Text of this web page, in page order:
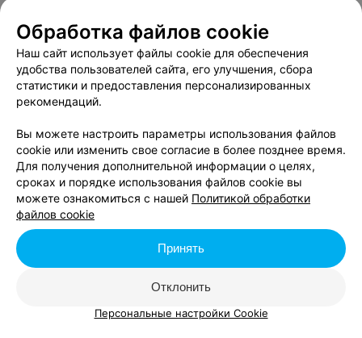
Согласен опубликовать отзыв. Подробнее обусловиях
обработки персональных данныхимеханизме реализации
прав
Добавить отзыв
Пользовательского соглашения
Обработка файлов cookie
Наш сайт использует файлы cookie для обеспечения
удобства пользователей сайта, его улучшения, сбора
статистики и предоставления персонализированных
рекомендаций.
Вы можете настроить параметры использования файлов
cookie или изменить свое согласие в более позднее время.
Для получения дополнительной информации о целях,
сроках и порядке использования файлов cookie вы
можете ознакомиться с нашей Политикой обработки
файлов cookie
Отклонить
Принять
Персональные настройки Cookie